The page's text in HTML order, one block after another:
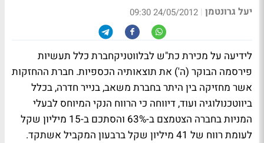
יעל גרונטמן |
24/05/2012 09:30
לידיעה על מכירת כת"ש לבלווטניקחברת כלל תעשיות
פירסמה הבוקר (ה') את תוצאותיה הכספיות. חברת ההחזקות
אשר מחזיקה בין היתר בחברת משאב, בנייר חדרה, בכלל
ביווטכנולוגיה ועוד, דיווחה כי הרווח הנקי המיוחס לבעלי
המניות בחברה הצטמצם ב-63% והסתכם ב-15 מיליון שקל
לעומת רווח של 41 מיליון שקל ברבעון המקביל אשתקד.